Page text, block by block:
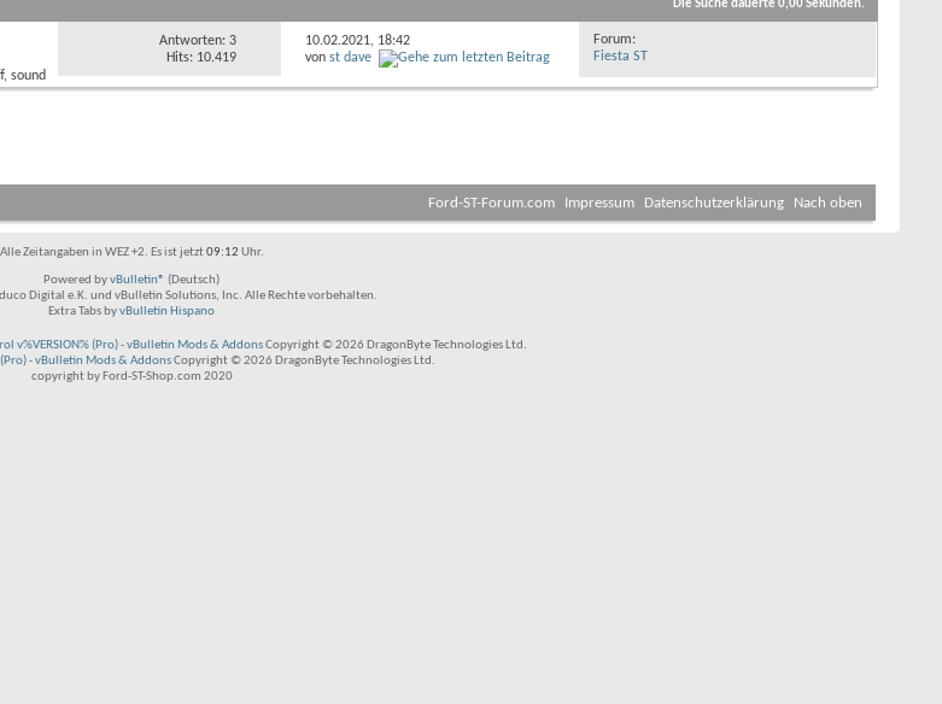
Die Suche dauerte 0,00Sekunden.
Antworten: 3
Hits: 10.419
10.02.2021, 18:42
vonst dave
Forum:
Fiesta ST
Ford-ST-Forum.com Impressum Datenschutzerklärung Nach oben
Alle Zeitangaben in WEZ +2. Es ist jetzt09:12 Uhr.
Powered byvBulletin® (Deutsch)
Digital e.K. und vBulletin Solutions, Inc. Alle Rechte vorbehalten.
Extra Tabs byvBulletin Hispano
v%VERSION% (Pro)-vBulletin Mods & AddonsCopyright © 2026 DragonByte Technologies Ltd.
-vBulletin Mods & AddonsCopyright © 2026 DragonByte Technologies Ltd.
copyright by Ford-ST-Shop.com 2020